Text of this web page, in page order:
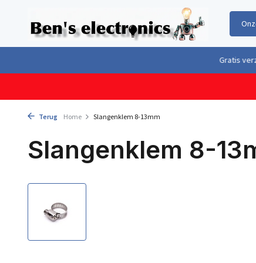
Terug Home Slangenklem 8-13mm
Slangenklem 8-